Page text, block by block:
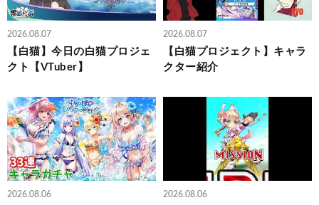
2026.08.07
【白猫】今日の白猫プロジェ
クト【VTuber】
2026.08.07
【白猫プロジェクト】キャラ
クター紹介
2026.08.06 2026.08.06